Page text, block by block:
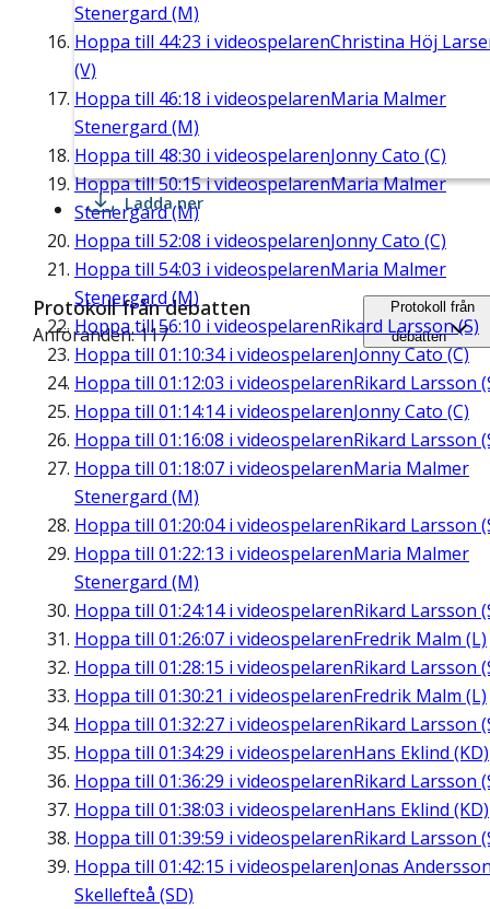
Stenergard (M)
Hoppa till 44:23 i videospelarenChristina Höj
(V)
Hoppa till 46:18 i videospelarenMaria Malmer
Stenergard (M)
Hoppa till 48:30 i videospelarenJonny Cato (C)
Hoppa till50:15i videospelarenMaria Malmer
Stenergard (M)
Hoppa till 52:08 i videospelarenJonny Cato (C)
Hoppa till 54:03 i videospelarenMaria Malmer
Stenergard (M)
Hoppa till56:10 i videospelarenRikard Larsson (S)
Hoppa till 01:10:34i videospelarenJonny Cato (C)
Hoppa till 01:12:03 i videospelarenRikard Larsson
Hoppa till 01:14:14i videospelarenJonny Cato (C)
Hoppa till 01:16:08 i videospelarenRikard Larsson
Hoppa till 01:18:07 i videospelarenMaria Malmer
Stenergard (M)
Hoppa till 01:20:04i videospelarenRikard Larsson
Hoppa till 01:22:13 i videospelarenMaria Malmer
Stenergard (M)
Hoppa till 01:24:14i videospelarenRikard Larsson
Hoppa till 01:26:07 i videospelarenFredrik Malm (L)
Hoppa till 01:28:15 i videospelarenRikard Larsson
Hoppa till 01:30:21 i videospelarenFredrik Malm (L)
Hoppa till 01:32:27 i videospelarenRikard Larsson
Hoppa till 01:34:29 i videospelarenHans Eklind (KD)
Hoppa till 01:36:29 i videospelarenRikard Larsson
Hoppa till 01:38:03 i videospelarenHans Eklind (KD)
Hoppa till 01:39:59 i videospelarenRikard Larsson
Hoppa till 01:42:15 i videospelarenJonas
Skellefteå (SD)
Ladda ner
Protokoll från debatten
Anföranden: 117
Protokoll från
debatten